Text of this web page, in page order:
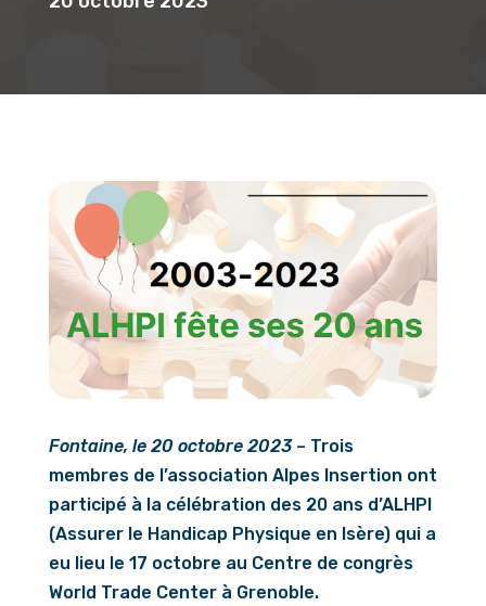
Fontaine, le 20 octobre 2023– Trois
membres de l’association Alpes Insertion ont
participé à la célébration des 20 ans d’ALHPI
(Assurer le Handicap Physique en Isère) qui a
eu lieu le 17 octobre au Centre de congrès
World Trade Center à Grenoble.